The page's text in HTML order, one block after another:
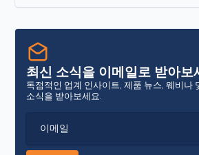
최신 소식을 이메일로 받아보
독점적인 업계 인사이트, 제품 뉴스, 웨비나
소식을 받아보세요.
이메일